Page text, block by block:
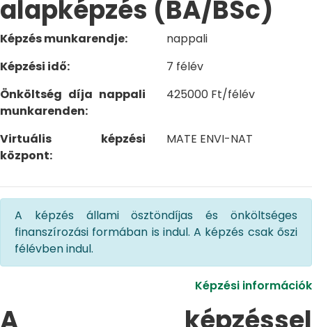
alapképzés (BA/BSc)
Képzés munkarendje:
nappali
Képzési idő:
7 félév
Önköltség díja nappali
munkarenden:
425000 Ft/félév
Virtuális képzési
központ:
MATE ENVI-NAT
A képzés állami ösztöndíjas és önköltséges
finanszírozási formában is indul. A képzés csak őszi
félévben indul.
Képzési információk